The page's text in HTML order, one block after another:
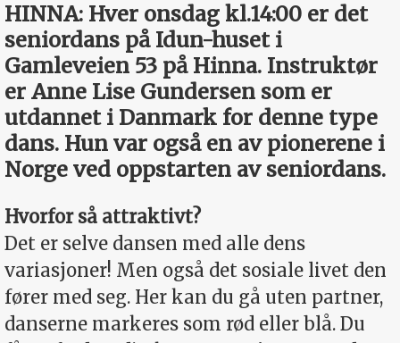
HINNA: Hver onsdag kl.14:00 er det
seniordans på Idun-huset i
Gamleveien 53 på Hinna. Instruktør
er Anne Lise Gundersen som er
utdannet i Danmark for denne type
dans. Hun var også en av pionerene i
Norge ved oppstarten av seniordans.
Hvorfor så attraktivt?
Det er selve dansen med alle dens
variasjoner! Men også det sosiale livet den
fører med seg. Her kan du gå uten partner,
danserne markeres som rød eller blå. Du